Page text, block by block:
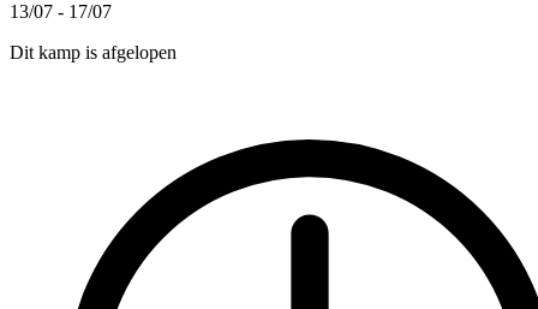
13/07 - 17/07
Dit kamp is afgelopen